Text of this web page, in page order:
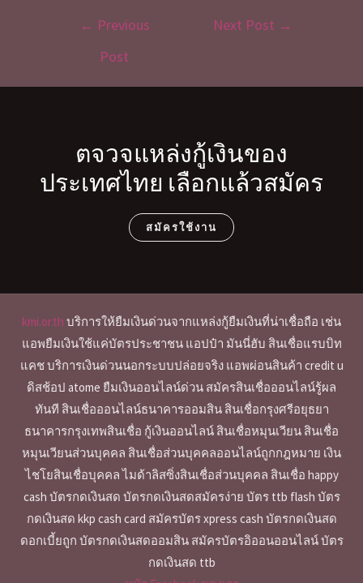
← Previous
Post
Next Post →
ตจวจแหล่งกู้เงินของ
ประเทศไทย เลือกแล้วสมัคร
สมัครใช้งาน
kmi.or.th บริการให้ยืมเงินด่วนจากแหล่งกู้ยืมเงินที่น่าเชื่อถือ เช่น
แอพยืมเงินใช้แค่บัตรประชาชน แอปป๋า มันนี่ฮับ สินเชื่อแรบบิท
แคช บริการเงินด่วนนอกระบบปล่อยจริง แอพผ่อนสินค้า credit u
ดิสช้อป atome ยืมเงินออนไลน์ด่วน สมัครสินเชื่อออนไลน์รู้ผล
ทันที สินเชื่อออนไลน์ธนาคารออมสิน สินเชื่อกรุงศรีอยุธยา
ธนาคารกรุงเทพสินเชื่อ กู้เงินออนไลน์ สินเชื่อหมุนเวียน สินเชื่อ
หมุนเวียนส่วนบุคคล สินเชื่อส่วนบุคคลออนไลน์ถูกกฎหมาย เงิน
ไชโยสินเชื่อบุคคล ไมด้าลิสซิ่งสินเชื่อส่วนบุคคล สินเชื่อ happy
cash บัตรกดเงินสด บัตรกดเงินสดสมัครง่าย บัตร ttb flash บัตร
กดเงินสด kkp cash card สมัครบัตร xpress cash บัตรกดเงินสด
ดอกเบี้ยถูก บัตรกดเงินสดออมสิน สมัครบัตรอิออนออนไลน์ บัตร
กดเงินสด ttb